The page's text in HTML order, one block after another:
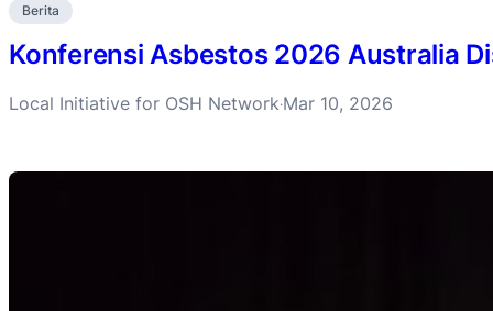
Berita
Konferensi Asbestos 2026 Australia
Local Initiative for OSH Network·Mar 10, 2026